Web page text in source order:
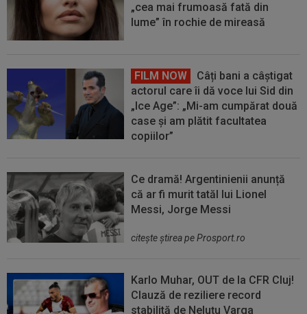
„cea mai frumoasă fată din
lume” în rochie de mireasă
FILM NOW
Câți bani a câștigat
actorul care îi dă voce lui Sid din
„Ice Age”: „Mi-am cumpărat două
case și am plătit facultatea
copiilor”
Ce dramă! Argentinienii anunță
că ar fi murit tatăl lui Lionel
Messi, Jorge Messi
citeşte ştirea pe Prosport.ro
Karlo Muhar, OUT de la CFR Cluj!
Clauză de reziliere record
stabilită de Neluțu Varga